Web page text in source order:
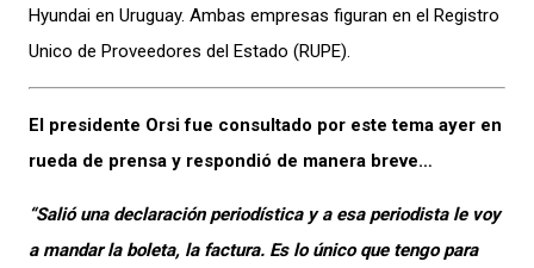
Hyundai en Uruguay. Ambas empresas figuran en el Registro
Unico de Proveedores del Estado (RUPE).
El presidente Orsi fue consultado por este tema ayer en
rueda de prensa y respondió de manera breve…
“Salió una declaración periodística y a esa periodista le voy
a mandar la boleta, la factura. Es lo único que tengo para